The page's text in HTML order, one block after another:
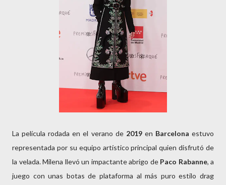
La película rodada en el verano de 2019en Barcelona estuvo
representada por su equipo artístico principal quien disfrutó de
la velada. Milena llevó un impactante abrigo de Paco Rabanne, a
juego con unas botas de plataforma al más puro estilo drag